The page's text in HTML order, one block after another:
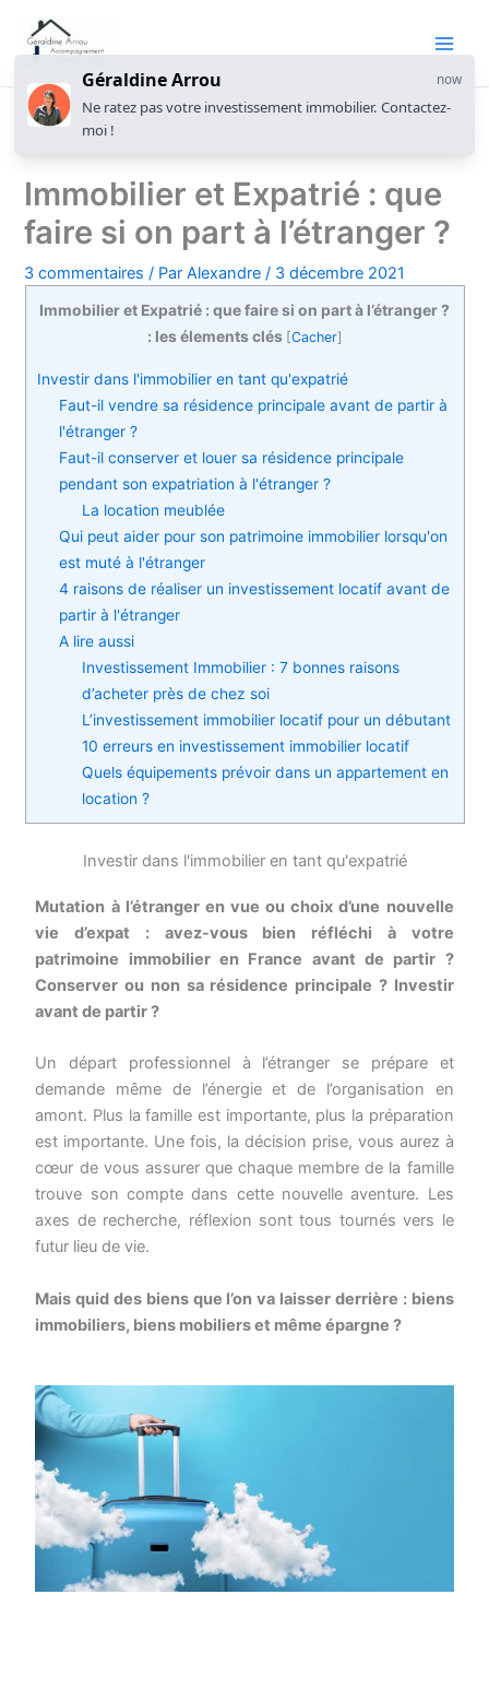
Immobilier et Expatrié : que
faire si on part à l’étranger ?
3 commentaires / ParAlexandre/ 3 décembre 2021
Immobilier et Expatrié : que faire si on part à l’étranger ?
: les élements clés [Cacher]
Investir dans l'immobilier en tant qu'expatrié
Faut-il vendre sa résidence principale avant de partir à
l'étranger ?
Faut-il conserver et louer sa résidence principale
pendant son expatriation à l'étranger ?
La location meublée
Qui peut aider pour son patrimoine immobilier lorsqu'on
est muté à l'étranger
4 raisons de réaliser un investissement locatif avant de
partir à l'étranger
A lire aussi
Investissement Immobilier : 7 bonnes raisons
d’acheter près de chez soi
L’investissement immobilier locatif pour un débutant
10 erreurs en investissement immobilier locatif
Quels équipements prévoir dans un appartement en
location ?
Investir dans l'immobilier en tant qu'expatrié
Mutation à l’étranger en vue ou choix d’une nouvelle
vie d’expat : avez-vous bien réfléchi à votre
patrimoine immobilier en France avant de partir ?
Conserver ou non sa résidence principale ? Investir
avant de partir ?
Un départ professionnel à l’étranger se prépare et
demande même de l’énergie et de l’organisation en
amont. Plus la famille est importante, plus la préparation
est importante. Une fois, la décision prise, vous aurez à
cœur de vous assurer que chaque membre de la famille
trouve son compte dans cette nouvelle aventure. Les
axes de recherche, réflexion sont tous tournés vers le
futur lieu de vie.
Mais quid des biens que l’on va laisser derrière : biens
immobiliers, biens mobiliers et même épargne ?
Géraldine Arrou now
Ne ratez pas votre investissement immobilier. Contactez-
moi !